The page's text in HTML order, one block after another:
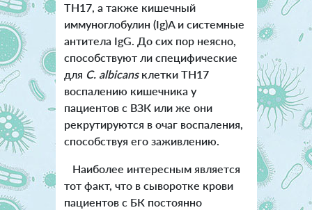
TH17, а также кишечный
иммуноглобулин (Ig)A и системные
антитела IgG. До сих пор неясно,
способствуют ли специфические
для C. albicansклетки TH17
воспалению кишечника у
пациентов с ВЗК или же они
рекрутируются в очаг воспаления,
способствуя его заживлению.
Наиболее интересным является
тот факт, что в сыворотке крови
пациентов с БК постоянно